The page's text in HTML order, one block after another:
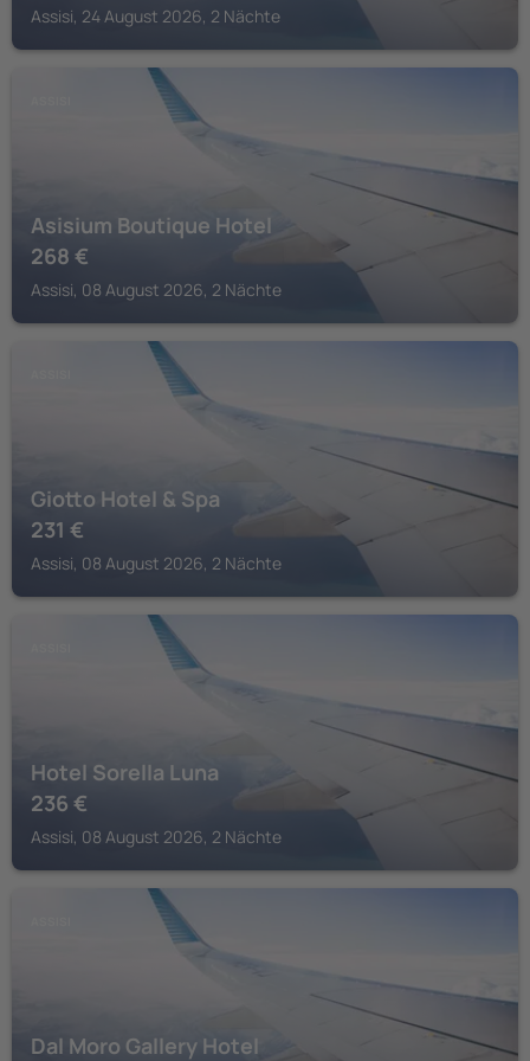
Assisi, 24 August 2026, 2 Nächte
Asisium Boutique Hotel
268 €
Assisi, 08 August 2026, 2 Nächte
Giotto Hotel & Spa
231 €
Assisi, 08 August 2026, 2 Nächte
Hotel Sorella Luna
236 €
Assisi, 08 August 2026, 2 Nächte
Dal Moro Gallery Hotel